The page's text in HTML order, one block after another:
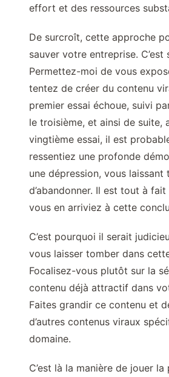
effort et des ressources
De surcroît, cette approche
sauver votre entreprise. C’est
Permettez-moi de vous
tentez de créer du contenu
premier essai échoue, suivi
le troisième, et ainsi de suite,
vingtième essai, il est
ressentiez une profonde
une dépression, vous laissant
d’abandonner. Il est tout à
vous en arriviez à cette
C’est pourquoi il serait
vous laisser tomber dans
Focalisez-vous plutôt sur la
contenu déjà attractif dans
Faites grandir ce contenu et
d’autres contenus viraux
domaine.
C’est là la manière de jouer